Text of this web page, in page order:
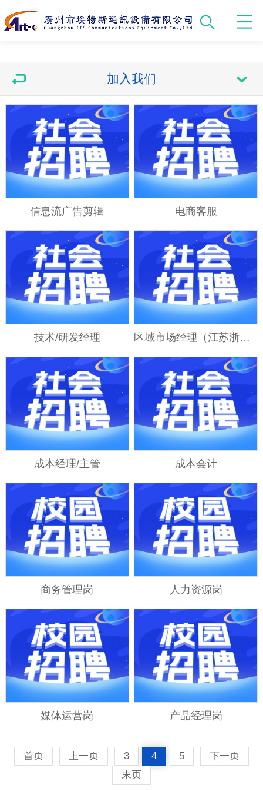
加入我们
信息流广告剪辑 电商客服
技术/研发经理 区域市场经理（江苏浙江区域）
成本经理/主管 成本会计
商务管理岗 人力资源岗
媒体运营岗 产品经理岗
首页 上一页 3 4 5
下一页
末页